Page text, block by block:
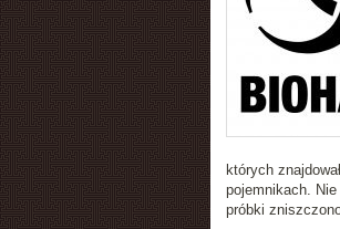
których
pojemnikach.
próbki